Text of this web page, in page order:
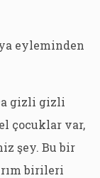
eyleminden
gizli gizli
çocuklar var,
şey. Bu bir
birileri